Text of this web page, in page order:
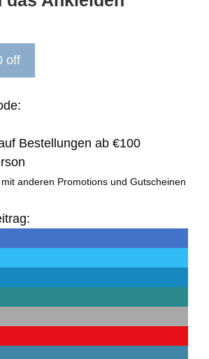
off
Bestellungen ab €100
anderen Promotions und Gutscheinen